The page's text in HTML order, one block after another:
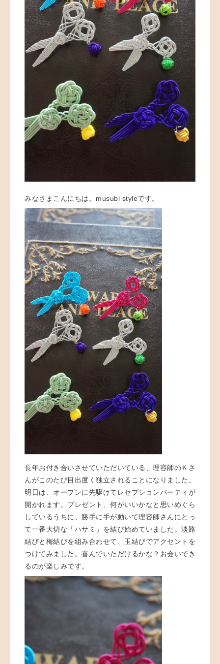
みなさまこんにちは。musubi styleです。
長年お付き合いさせていただいている、理容師のＫさ
んがこのたび目出度く独立されることになりました。
明日は、オープンに先駆けてレセプションパーティが
開かれます。プレゼント、何がいいかなと思いめぐら
しているうちに、勝手に手が動いて理容師さんにとっ
て一番大切な「ハサミ」を結び始めていました。淡路
結びと梅結びを組み合わせて、玉結びでアクセントを
つけてみました。喜んでいただけるかな？お会いでき
るのが楽しみです。